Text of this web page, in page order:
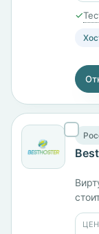
✓
за